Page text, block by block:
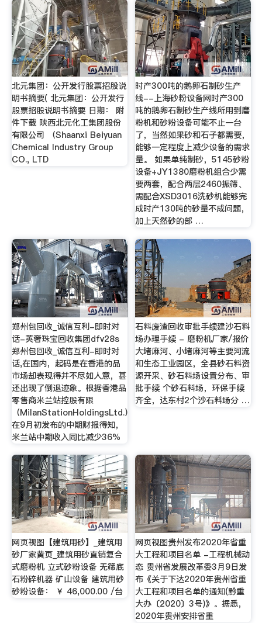
北元集团：公开发行股票招股说
明书摘要( 北元集团：公开发行
股票招股说明书摘要 日期： 附
件下载 陕西北元化工集团股份
有限公司 （Shaanxi Beiyuan
Chemical Industry Group
CO., LTD
时产300吨的鹅卵石制砂生产
线--上海砂粉设备网时产300
吨的鹅卵石制砂生产线所用到磨
粉机和砂粉设备可能不止一台
了，当然如果砂和石子都需要，
能够一定程度上减少设备的需求
量。 如果单纯制砂，5145砂粉
设备+JY1380磨粉机组合少需
要两套，配合两层2460振筛、
需配合XSD3016洗砂机能够完
成时产130吨的砂量不成问题，
加上天然砂的部 …
郑州包回收_诚信互利-即时对
话-英奢珠宝回收集团dfv28s
郑州包回收_诚信互利-即时对
话,在国内，起码是在香港的品
市场却表现得并不尽如人意，甚
还出现了倒退迹象。根据香港品
零售商米兰站控股有限
（MilanStationHoldingsLtd.）
在9月初发布的中期财报得知，
米兰站中期收入同比减少36%
石料废渣回收审批手续建沙石料
场办理手续 - 磨粉机厂家/报价
大堵麻河、小堵麻河等主要河流
和生态工业园区，全县砂石料资
源开采、砂石料场设置分布、审
批手续 个砂石料场，环保手续
齐全，达东村2个沙石料场分 …
网页视图【建筑用砂】_建筑用
砂厂家黄页_建筑用砂直销复合
式磨粉机 立式砂粉设备 无筛底
石粉碎机器 矿山设备 建筑用砂
砂粉设备： ￥ 46,000.00 /台
网页视图贵州发布2020年省重
大工程和项目名单 -工程机械动
态 贵州省发展改革委3月9日发
布《关于下达2020年贵州省重
大工程和项目名单的通知(黔重
大办〔2020〕3号)》。据悉，
2020年贵州安排省重